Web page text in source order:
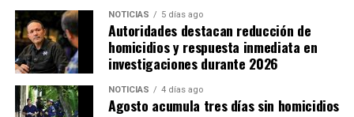
NOTICIAS 5 días ago
Autoridades destacan reducción de
homicidios y respuesta inmediata en
investigaciones durante 2026
NOTICIAS 4 días ago
Agosto acumula tres días sin homicidios